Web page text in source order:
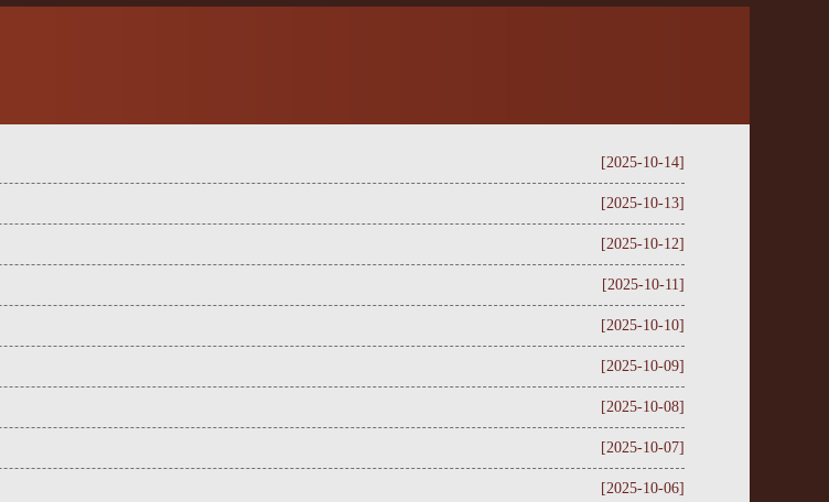
[2025-10-14]
[2025-10-13]
[2025-10-12]
[2025-10-11]
[2025-10-10]
[2025-10-09]
[2025-10-08]
[2025-10-07]
[2025-10-06]